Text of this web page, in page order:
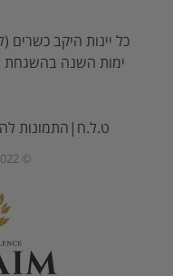
כל יינות היקב כשרים
ימות השנה בהשגחת
ט.ל.ח|התמונות
© 2022 כל הזכויות שמורות